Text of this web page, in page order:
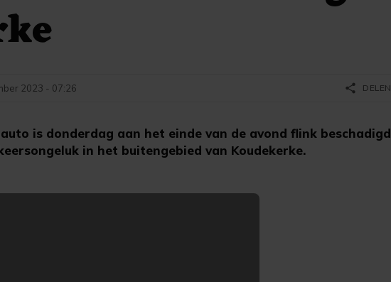
is donderdag aan het einde van de avond flink beschadigd
in het buitengebied van Koudekerke.
2023 - 07:26 share DELEN